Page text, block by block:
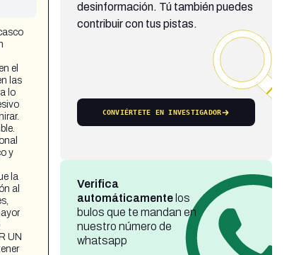
el
las
lo
y
la
al
UN
desinformación. Tú también puedes
contribuir con tus pistas.
CONVIÉRTETE EN INVESTIGADOR
Verifica
automáticamentelos
bulos que te mandan en
nuestro número de
whatsapp